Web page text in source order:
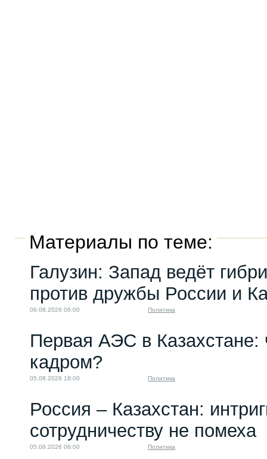
Материалы по теме:
Галузин: Запад ведёт
против дружбы России и
06.08.2026 06:00 Политика
Первая АЭС в Казахстане:
кадром?
05.08.2026 18:00 Политика
Россия – Казахстан:
сотрудничеству не помеха
05.08.2026 06:00 Политика